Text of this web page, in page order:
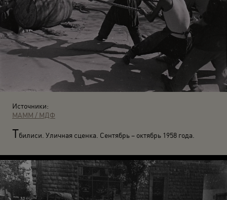
Источники:
МАММ / МДФ
Тбилиси. Уличная сценка. Сентябрь – октябрь 1958 года.